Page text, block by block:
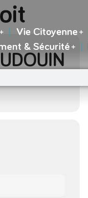
Vie Citoyenne
& Sécurité